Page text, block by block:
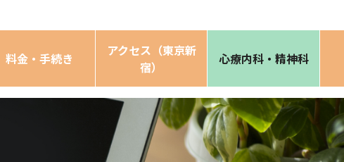
料金・手続き
アクセス（東京新
宿）
心療内科・精神科